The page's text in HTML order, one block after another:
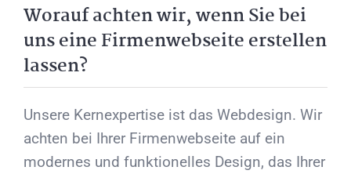
Worauf achten wir, wenn Sie bei
uns eine Firmenwebseite erstellen
lassen?
Unsere Kernexpertise ist das Webdesign. Wir
achten bei Ihrer Firmenwebseite auf ein
modernes und funktionelles Design, das Ihrer